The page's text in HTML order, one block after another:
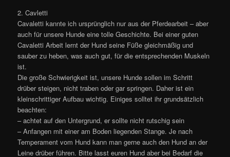
2. Cavletti
Cavaletti kannte ich ursprünglich nur aus der Pferdearbeit – aber
auch für unsere Hunde eine tolle Geschichte. Bei einer guten
Cavaletti Arbeit lernt der Hund seine Füße gleichmäßig und
sauber zu heben, was auch gut, für die entsprechenden Muskeln
ist.
Die große Schwierigkeit ist, unsere Hunde sollen im Schritt
drüber steigen, nicht traben oder gar springen. Daher ist ein
kleinschrittiger Aufbau wichtig. Einiges solltet ihr grundsätzlich
beachten:
– achtet auf den Untergrund, er sollte nicht rutschig sein
– Anfangen mit einer am Boden liegenden Stange. Je nach
Temperament vom Hund kann man gerne auch den Hund an der
Leine drüber führen. Bitte lasst euren Hund aber bei Bedarf die